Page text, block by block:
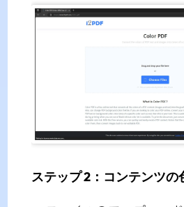
ステップ 2：コンテンツ